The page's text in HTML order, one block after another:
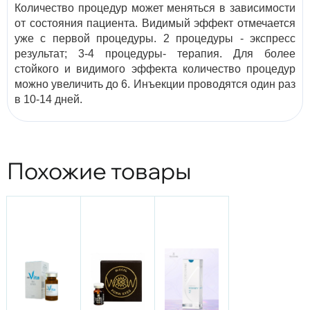
Количество процедур может меняться в зависимости
от состояния пациента. Видимый эффект отмечается
уже с первой процедуры. 2 процедуры - экспресс
результат; 3-4 процедуры- терапия. Для более
стойкого и видимого эффекта количество процедур
можно увеличить до 6. Инъекции проводятся один раз
в 10-14 дней.
Похожие товары